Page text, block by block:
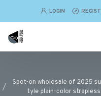
LOGIN
Spot-on wholesale of 2025
tyle plain-color